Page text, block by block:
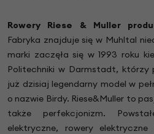
Rowery Riese & Muller
Fabryka znajduje się w Muhltal
marki zaczęła się w 1993 roku
Politechniki w Darmstadt, którzy
już dzisiaj legendarny model w
o nazwie Birdy. Riese&Muller to
także perfekcjonizm.
elektryczne, rowery